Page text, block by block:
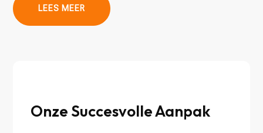
LEES MEER
Onze Succesvolle Aanpak